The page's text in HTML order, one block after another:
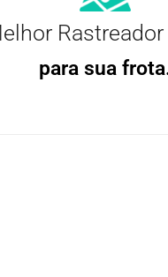
para sua